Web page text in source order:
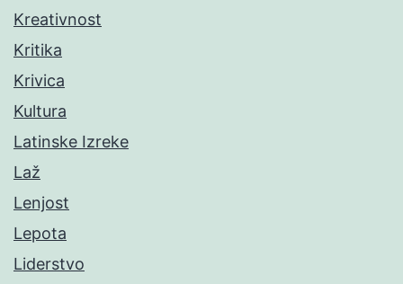
Kreativnost
Kritika
Krivica
Kultura
Latinske Izreke
Laž
Lenjost
Lepota
Liderstvo